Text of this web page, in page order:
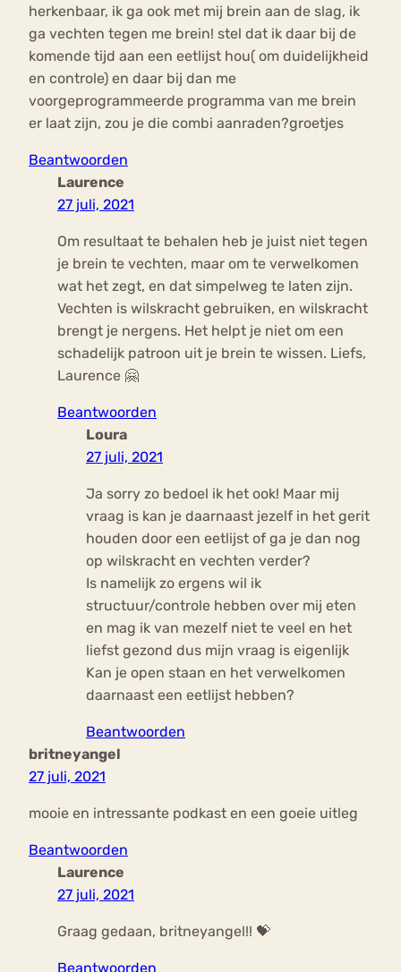
herkenbaar, ik ga ook met mij brein aan de slag, ik
ga vechten tegen me brein! stel dat ik daar bij de
komende tijd aan een eetlijst hou( om duidelijkheid
en controle) en daar bij dan me
voorgeprogrammeerde programma van me brein
er laat zijn, zou je die combi aanraden?groetjes
Beantwoorden
Laurence
27 juli, 2021
Om resultaat te behalen heb je juist niet tegen
je brein te vechten, maar om te verwelkomen
wat het zegt, en dat simpelweg te laten zijn.
Vechten is wilskracht gebruiken, en wilskracht
brengt je nergens. Het helpt je niet om een
schadelijk patroon uit je brein te wissen. Liefs,
Laurence 🤗
Beantwoorden
Loura
27 juli, 2021
Ja sorry zo bedoel ik het ook! Maar mij
vraag is kan je daarnaast jezelf in het gerit
houden door een eetlijst of ga je dan nog
op wilskracht en vechten verder?
Is namelijk zo ergens wil ik
structuur/controle hebben over mij eten
en mag ik van mezelf niet te veel en het
liefst gezond dus mijn vraag is eigenlijk
Kan je open staan en het verwelkomen
daarnaast een eetlijst hebben?
Beantwoorden
britneyangel
27 juli, 2021
mooie en intressante podkast en een goeie uitleg
Beantwoorden
Laurence
27 juli, 2021
Graag gedaan, britneyangel!! 💝
Beantwoorden